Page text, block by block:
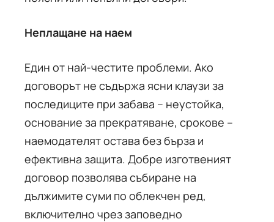
Неплащане на наем
Един от най-честите проблеми. Ако
договорът не съдържа ясни клаузи за
последиците при забава – неустойка,
основание за прекратяване, срокове –
наемодателят остава без бърза и
ефективна защита. Добре изготвеният
договор позволява събиране на
дължимите суми по облекчен ред,
включително чрез заповедно